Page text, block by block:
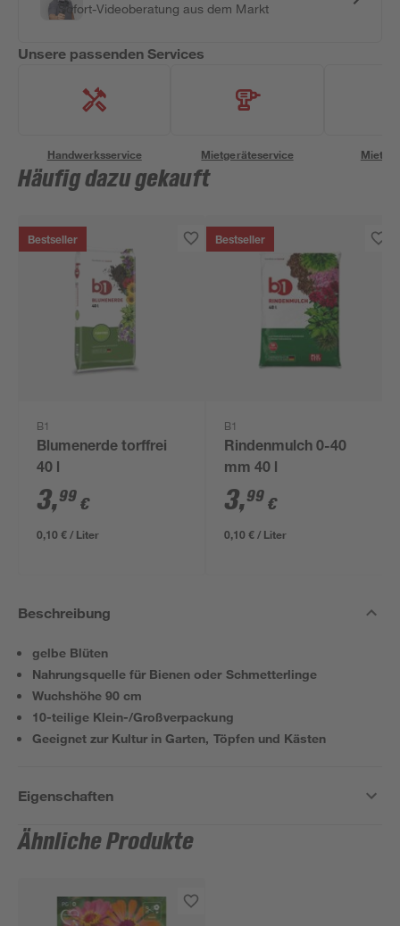
Sofort-Videoberatung aus dem Markt
Unsere passenden Services
Handwerksservice Mietgeräteservice
Häufig dazu gekauft
Bestseller
B1
Blumenerde torffrei
40 l
3,99 €
0,10 € / Liter
Bestseller
B1
Rindenmulch 0-40
mm 40 l
3,99 €
0,10 € / Liter
Beschreibung
gelbe Blüten
Nahrungsquelle für Bienen oder Schmetterlinge
Wuchshöhe 90 cm
10-teilige Klein-/Großverpackung
Geeignet zur Kultur in Garten, Töpfen und Kästen
Eigenschaften
Ähnliche Produkte